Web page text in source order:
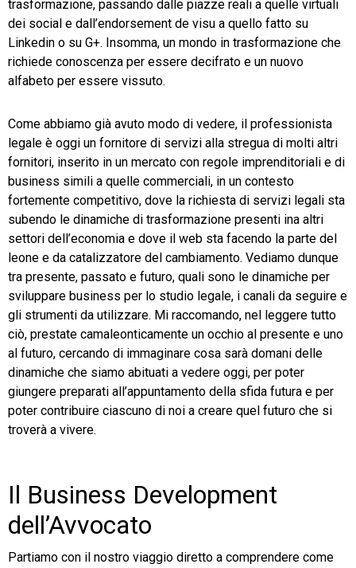
trasformazione, passando dalle piazze reali a quelle virtuali
dei social e dall’endorsement de visu a quello fatto su
Linkedin o su G+. Insomma, un mondo in trasformazione che
richiede conoscenza per essere decifrato e un nuovo
alfabeto per essere vissuto.
Come abbiamo già avuto modo di vedere, il professionista
legale è oggi un fornitore di servizi alla stregua di molti altri
fornitori, inserito in un mercato con regole imprenditoriali e di
business simili a quelle commerciali, in un contesto
fortemente competitivo, dove la richiesta di servizi legali sta
subendo le dinamiche di trasformazione presenti ina altri
settori dell’economia e dove il web sta facendo la parte del
leone e da catalizzatore del cambiamento. Vediamo dunque
tra presente, passato e futuro, quali sono le dinamiche per
sviluppare business per lo studio legale, i canali da seguire e
gli strumenti da utilizzare. Mi raccomando, nel leggere tutto
ciò, prestate camaleonticamente un occhio al presente e uno
al futuro, cercando di immaginare cosa sarà domani delle
dinamiche che siamo abituati a vedere oggi, per poter
giungere preparati all’appuntamento della sfida futura e per
poter contribuire ciascuno di noi a creare quel futuro che si
troverà a vivere.
Il Business Development
dell’Avvocato
Partiamo con il nostro viaggio diretto a comprendere come